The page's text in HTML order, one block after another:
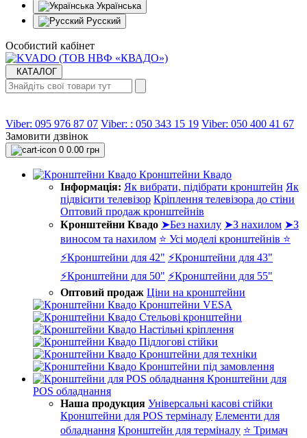
Українська
Русский
Особистий кабінет
КАТАЛОГ
Viber: 095 976 87 07 Viber: : 050 343 15 19‬ Viber: 050 400 41 67
Замовити дзвінок
0 0.00 грн
Кронштейни Квадо
Інформація: Як вибрати, підібрати кронштейн Як
підвісити телевізор Кріплення телевізора до стіни
Оптовий продаж кронштейнів
Кронштейни Квадо ➤Без нахилу ➤З нахилом ➤З
виносом та нахилом ⭐ Усі моделі кронштейнів ⭐
⚡Кронштейни для 42" ⚡Кронштейни для 43"
⚡Кронштейни для 50" ⚡Кронштейни для 55"
Оптовий продаж Ціни на кронштейни
Кронштейни VESA
Стельові кронштейни
Настільні кріплення
Підлогові стійки
Кронштейни для техніки
Кронштейни під замовлення
Кронштейни для
POS обладнання
Наша продукция Універсальні касові стійки
Кронштейни для POS терміналу Елементи для
обладнання Кронштейн для терміналу ⭐ Тримач